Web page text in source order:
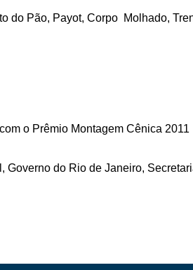
do Pão, Payot, Corpo Molhado,
o Prêmio Montagem Cênica 2011
Governo do Rio de Janeiro,